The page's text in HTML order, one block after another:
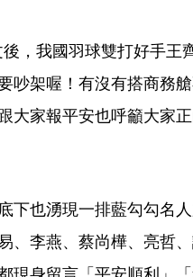
，我國羽球雙打好手王
吵架喔！有沒有搭商務
大家報平安也呼籲大家
下也湧現一排藍勾勾名
、李燕、蔡尚樺、亮哲